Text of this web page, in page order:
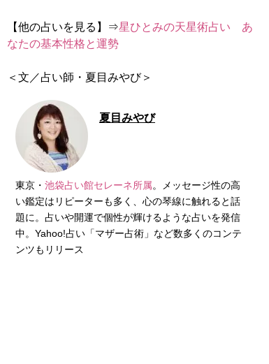
【他の占いを見る】⇒星ひとみの天星術占い あ
なたの基本性格と運勢
＜文／占い師・夏目みやび＞
夏目みやび
東京・ 池袋占い館セレーネ所属。メッセージ性の高
い鑑定はリピーターも多く、心の琴線に触れると話
題に。占いや開運で個性が輝けるような占いを発信
中。Yahoo!占い「マザー占術」など数多くのコンテ
ンツもリリース